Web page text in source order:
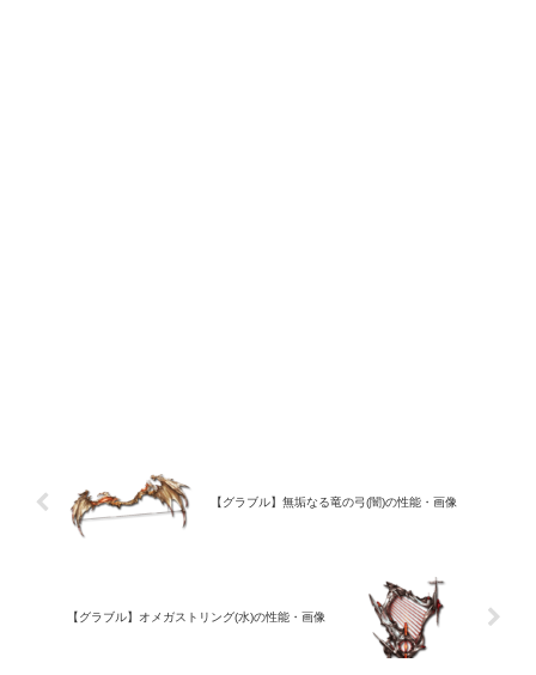
【グラブル】無垢なる竜の弓(闇)の性能・画像
【グラブル】オメガストリング(水)の性能・画像